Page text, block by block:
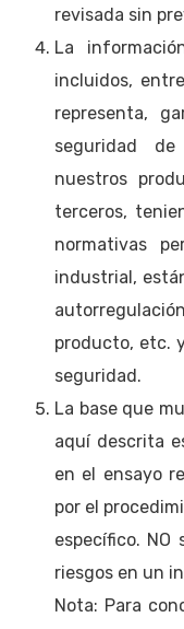
revisada sin
La
incluidos,
representa,
seguridad
nuestros
terceros,
normativas
industrial,
producto, etc.
seguridad.
La base que
aquí descrita
en el ensayo
por el
específico. NO
riesgos en un
Nota: Para